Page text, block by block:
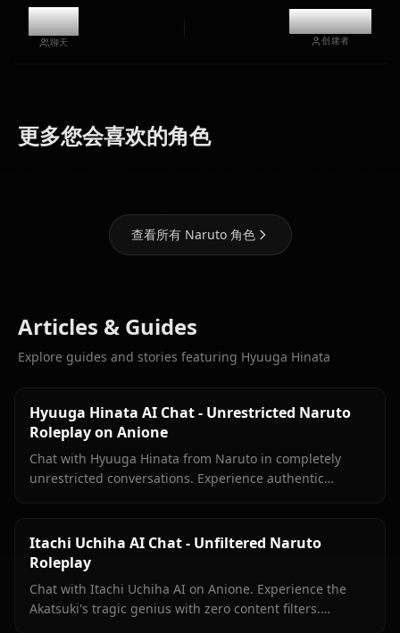
4.8k
聊天
@kanashi
创建者
更多您会喜欢的角色
Uchiha
Hatake
查看所有 Naruto 角色
Articles & Guides
Explore guides and stories featuring Hyuuga Hinata
Hyuuga Hinata AI Chat - Unrestricted Naruto
Roleplay on Anione
Chat with Hyuuga Hinata from Naruto in completely
unrestricted conversations. Experience authentic
Itachi Uchiha AI Chat - Unfiltered Naruto
Roleplay
Chat with Itachi Uchiha AI on Anione. Experience the
Akatsuki's tragic genius with zero content filters.